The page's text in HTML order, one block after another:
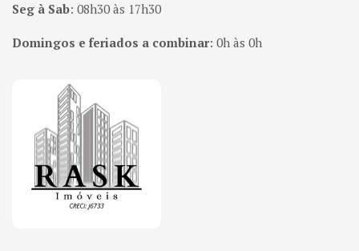
Seg à Sab: 08h30 às 17h30
Domingos e feriados a combinar: 0h às 0h
Página inicial